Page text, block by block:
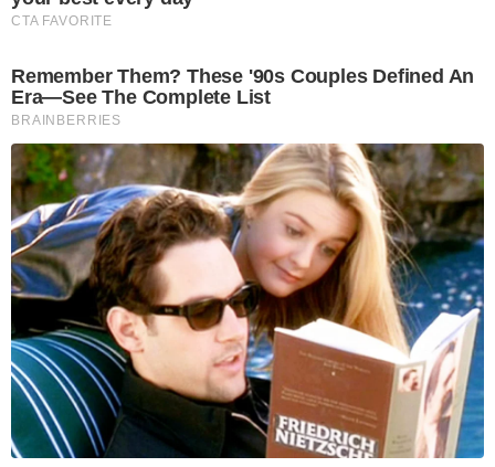
CTA FAVORITE
Remember Them? These '90s Couples Defined An
Era—See The Complete List
BRAINBERRIES